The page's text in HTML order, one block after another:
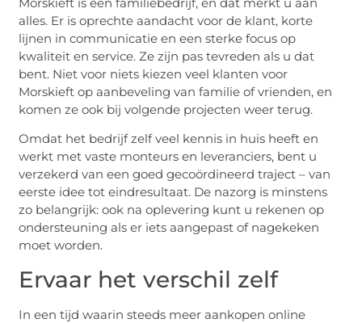
alles. Er is oprechte aandacht voor de klant, korte
lijnen in communicatie en een sterke focus op
kwaliteit en service. Ze zijn pas tevreden als u dat
bent. Niet voor niets kiezen veel klanten voor
Morskieft op aanbeveling van familie of vrienden, en
komen ze ook bij volgende projecten weer terug.
Omdat het bedrijf zelf veel kennis in huis heeft en
werkt met vaste monteurs en leveranciers, bent u
verzekerd van een goed gecoördineerd traject – van
eerste idee tot eindresultaat. De nazorg is minstens
zo belangrijk: ook na oplevering kunt u rekenen op
ondersteuning als er iets aangepast of nagekeken
moet worden.
Ervaar het verschil zelf
In een tijd waarin steeds meer aankopen online